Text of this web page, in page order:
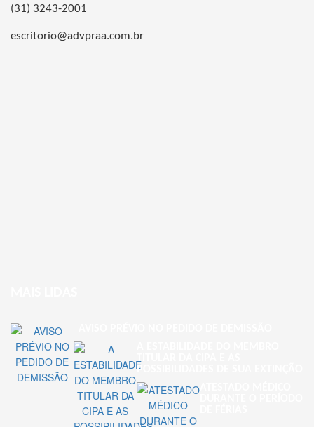
(31) 3243-2001
escritorio@advpraa.com.br
POSSIBILIDADES DE SUA EXTINÇÃO